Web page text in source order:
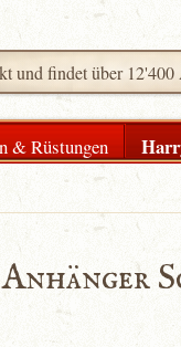
& Rüstungen